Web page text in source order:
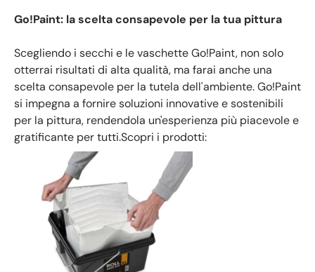
Go!Paint: la scelta consapevole per la tua pittura
Scegliendo i secchi e le vaschette Go!Paint, non solo
otterrai risultati di alta qualità, ma farai anche una
scelta consapevole per la tutela dell'ambiente. Go!Paint
si impegna a fornire soluzioni innovative e sostenibili
per la pittura, rendendola un'esperienza più piacevole e
gratificante per tutti.Scopri i prodotti: